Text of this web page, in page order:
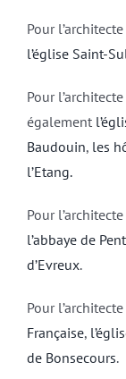
Pour l’architecte
l’église Saint-
Pour l’architecte
également
Baudouin, les
l’Etang.
Pour l’architecte
l’abbaye de
d’Evreux.
Pour l’architecte
Française,
de Bonsecours.